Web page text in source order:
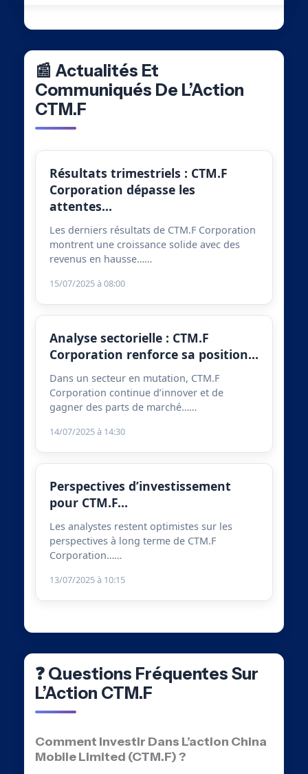
📰 Actualités Et
Communiqués De L’Action
CTM.F
Résultats trimestriels : CTM.F
Corporation dépasse les
attentes…
Les derniers résultats de CTM.F Corporation
montrent une croissance solide avec des
revenus en hausse……
15/07/2025 à 08:00
Analyse sectorielle : CTM.F
Corporation renforce sa position…
Dans un secteur en mutation, CTM.F
Corporation continue d’innover et de
gagner des parts de marché……
14/07/2025 à 14:30
Perspectives d’investissement
pour CTM.F…
Les analystes restent optimistes sur les
perspectives à long terme de CTM.F
Corporation……
13/07/2025 à 10:15
❓ Questions Fréquentes Sur
L’Action CTM.F
Comment Investir Dans L’action China
Mobile Limited (CTM.F) ?